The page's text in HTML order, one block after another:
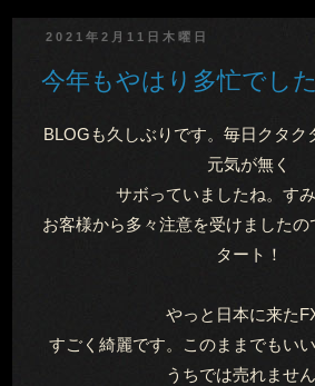
2021年2月11日木曜日
今年もやはり多忙でした
BLOGも久しぶりです。毎日クタク
元気が無く
サボっていましたね。す
お客様から多々注意を受けましたの
タート！
やっと日本に来た
すごく綺麗です。このままでもい
うちでは売れません